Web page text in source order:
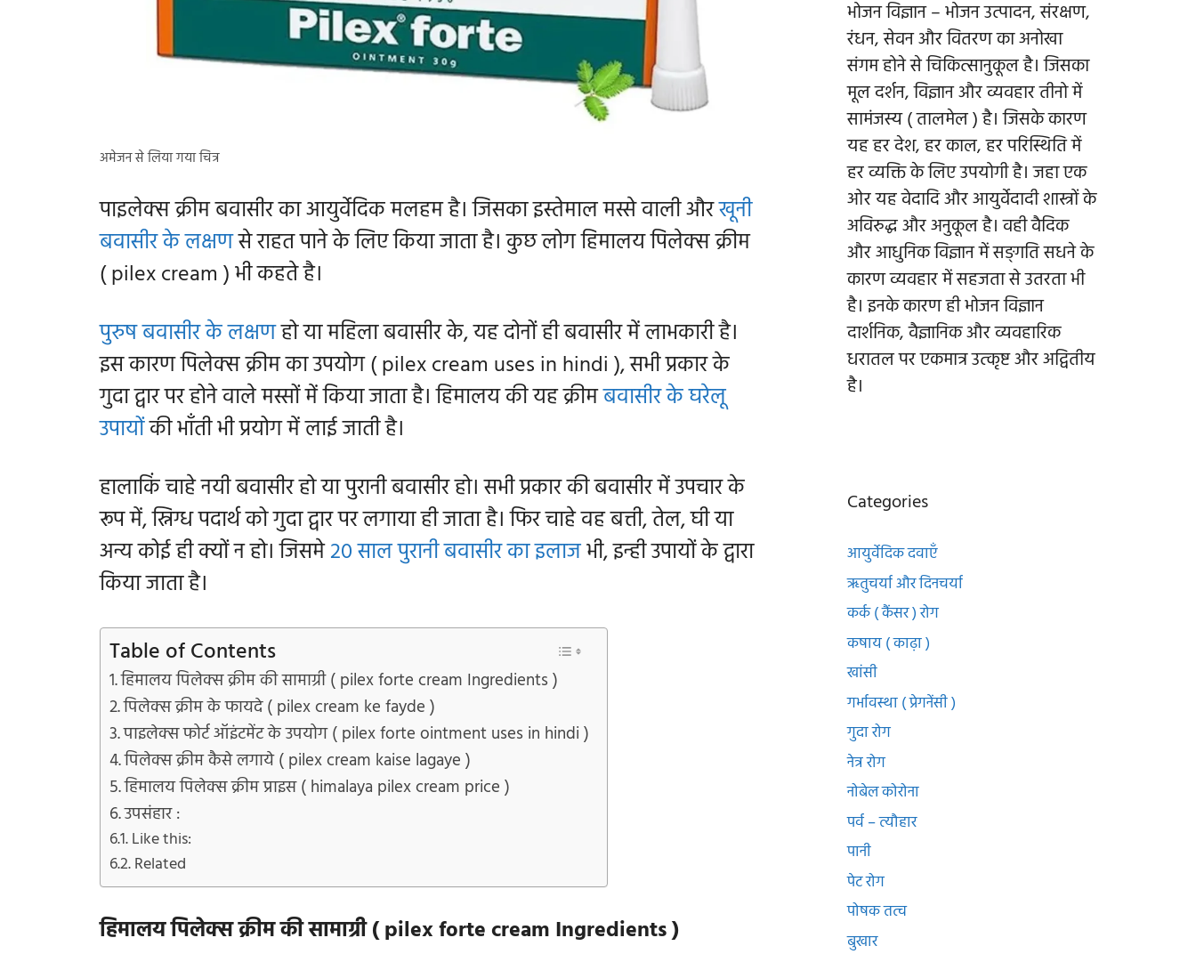
अमेजन से लिया गया चित्र
पाइलेक्स क्रीम बवासीर का आयुर्वेदिक मलहम है। जिसका इस्तेमाल मस्से वाली औरखूनी
बवासीर के लक्षणसे राहत पाने के लिए किया जाता है। कुछ लोगहिमालयपिलेक्स क्रीम
( pilex cream ) भी कहते है।
पुरुष बवासीर के लक्षणहो या महिला बवासीर के, यह दोनों ही बवासीर में लाभकारी है।
इस कारण पिलेक्स क्रीम का उपयोग ( pilex cream uses in hindi ), सभी प्रकार के
गुदा द्वार पर होने वाले मस्सों में किया जाता है। हिमालय की यह क्रीमबवासीर के घरेलू
उपायोंकी भाँती भी प्रयोग में लाई जाती है।
हालाकिं चाहे नयी बवासीर हो या पुरानी बवासीर हो। सभी प्रकार की बवासीर में उपचार के
रूप में, स्निग्ध पदार्थ को गुदा द्वार पर लगाया ही जाता है। फिर चाहे वह बत्ती, तेल, घी या
अन्य कोई ही क्यों न हो। जिसमे20 साल पुरानी बवासीर का इलाजभी, इन्ही उपायों के द्वारा
किया जाता है।
Table of Contents
हिमालय पिलेक्स क्रीम की सामाग्री ( pilex forte cream Ingredients )
पिलेक्स क्रीम के फायदे ( pilex cream ke fayde )
पाइलेक्स फोर्ट ऑइंटमेंट के उपयोग ( pilex forte ointment uses in hindi )
पिलेक्स क्रीम कैसे लगाये ( pilex cream kaise lagaye )
हिमालय पिलेक्स क्रीम प्राइस ( himalaya pilex cream price )
उपसंहार :
Like this:
Related
हिमालय पिलेक्स क्रीम की सामाग्री ( pilex forte cream Ingredients )
भोजन विज्ञान – भोजन उत्पादन, संरक्षण,
रंधन, सेवन और वितरण का अनोखा
संगम होने से चिकित्सानुकूल है। जिसका
मूल दर्शन, विज्ञान और व्यवहार तीनो में
सामंजस्य ( तालमेल ) है। जिसके कारण
यह हर देश, हर काल, हर परिस्थिति में
हर व्यक्ति के लिए उपयोगी है। जहा एक
ओर यह वेदादि और आयुर्वेदादी शास्त्रों के
अविरुद्ध और अनुकूल है। वही वैदिक
और आधुनिक विज्ञान में सङ्गति सधने के
कारण व्यवहार में सहजता से उतरता भी
है। इनके कारण ही भोजन विज्ञान
दार्शनिक, वैज्ञानिक और व्यवहारिक
धरातल पर एकमात्र उत्कृष्ट और अद्वितीय
है।
Categories
आयुर्वेदिक दवाएँ
ऋतुचर्या और दिनचर्या
कर्क ( कैंसर ) रोग
कषाय ( काढ़ा )
खांसी
गर्भावस्था ( प्रेगनेंसी )
गुदा रोग
नेत्र रोग
नोबेल कोरोना
पर्व – त्यौहार
पानी
पेट रोग
पोषक तत्व
बुखार